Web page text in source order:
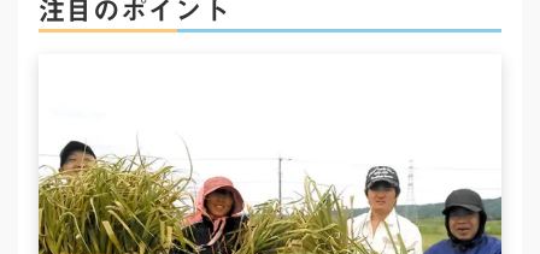
注目のポイント